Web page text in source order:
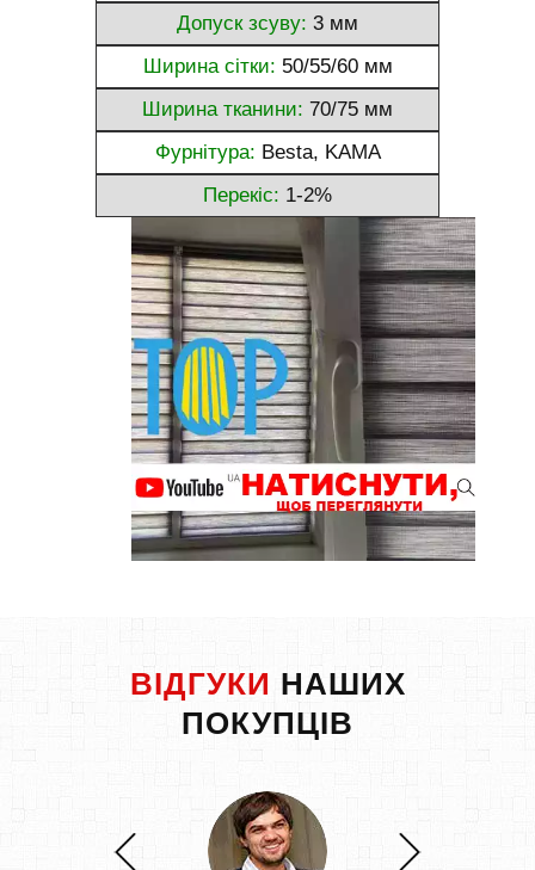
Допуск зсуву: 3 мм
Ширина сітки: 50/55/60 мм
Ширина тканини: 70/75 мм
Фурнітура: Besta, KAMA
Перекіс: 1-2%
ВІДГУКИ НАШИХ
ПОКУПЦІВ